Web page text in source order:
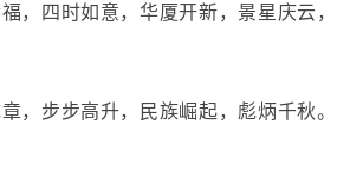
四时如意，华厦开新，景星庆云，
步步高升，民族崛起，彪炳千秋。